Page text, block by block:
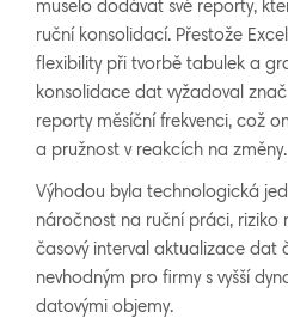
muselo dodávat své reporty,
ruční konsolidací. Přestože
flexibility při tvorbě tabulek a
konsolidace dat vyžadoval
reporty měsíční frekvenci, což
a pružnost v reakcích na změny.
Výhodou byla technologická
náročnost na ruční práci, riziko
časový interval aktualizace dat
nevhodným pro firmy s vyšší
datovými objemy.